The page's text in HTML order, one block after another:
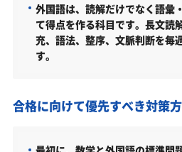
浪人生、社会人の方の金沢
ア学部合格に向けた受験対
外国語は、読解だけでなく語彙
て得点を作る科目です。長文読
充、語法、整序、文脈判断を毎
す。
合格に向けて優先すべき対策